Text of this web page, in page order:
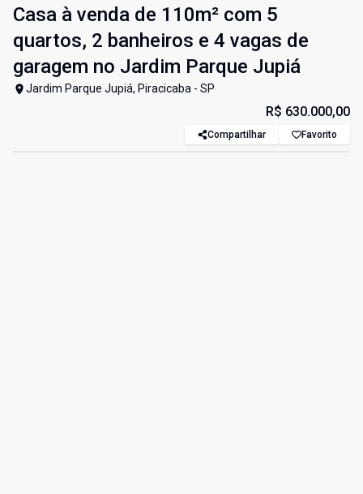
Casa à venda de 110m² com 5
quartos, 2 banheiros e 4 vagas de
garagem no Jardim Parque Jupiá
Jardim Parque Jupiá, Piracicaba - SP
R$ 630.000,00
Compartilhar Favorito